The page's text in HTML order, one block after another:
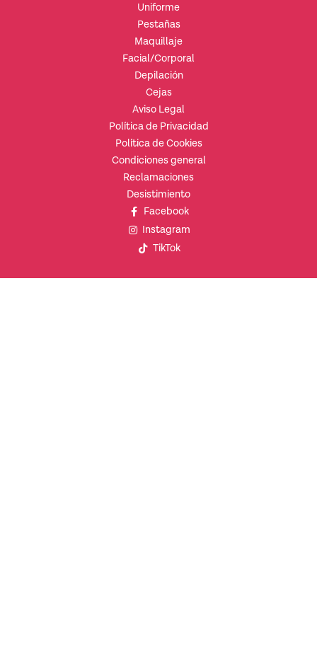
Uniforme
Pestañas
Maquillaje
Facial/Corporal
Depilación
Cejas
Aviso Legal
Política de Privacidad
Política de Cookies
Condiciones general
Reclamaciones
Desistimiento
Facebook
Instagram
TikTok